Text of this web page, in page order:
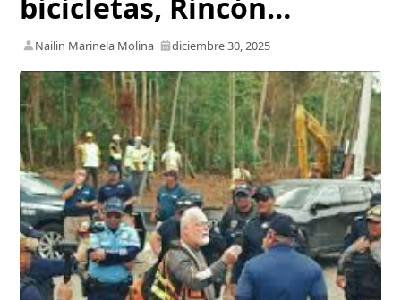
Nailin Marinela Molina diciembre 30, 2025